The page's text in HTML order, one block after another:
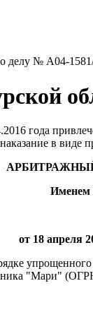
делу № А04-
года
в виде
Именем
от 18 апреля
"Мари"